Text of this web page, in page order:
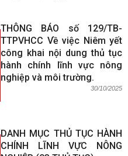
THÔNG BÁO số 129/TB-
TTPVHCC Về việc Niêm yết
công khai nội dung thủ tục
hành chính lĩnh vực nông
nghiệp và môi trường.
30/10/2025
DANH MỤC THỦ TỤC HÀNH
CHÍNH LĨNH VỰC NÔNG